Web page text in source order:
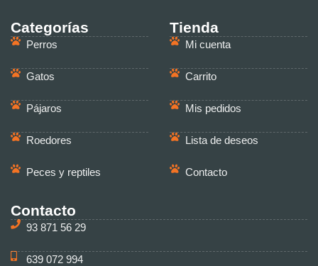
Categorías
Perros
Gatos
Pájaros
Roedores
Peces y reptiles
Tienda
Mi cuenta
Carrito
Mis pedidos
Lista de deseos
Contacto
Contacto
93 871 56 29
639 072 994